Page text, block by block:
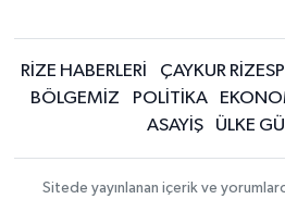
RİZE HABERLERİ ÇAYKUR
BÖLGEMİZ
POLİTİKA
ASAYİŞ
ÜLKE
Sitede yayınlanan içerik ve